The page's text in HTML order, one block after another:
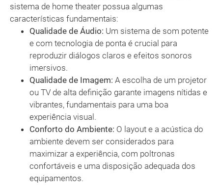
sistema de home theater possua algumas
características fundamentais:
Qualidade de Áudio: Um sistema de som potente
e com tecnologia de ponta é crucial para
reproduzir diálogos claros e efeitos sonoros
imersivos.
Qualidade de Imagem: A escolha de um projetor
ou TV de alta definição garante imagens nítidas e
vibrantes, fundamentais para uma boa
experiência visual.
Conforto do Ambiente: O layout e a acústica do
ambiente devem ser considerados para
maximizar a experiência, com poltronas
confortáveis e uma disposição adequada dos
equipamentos.